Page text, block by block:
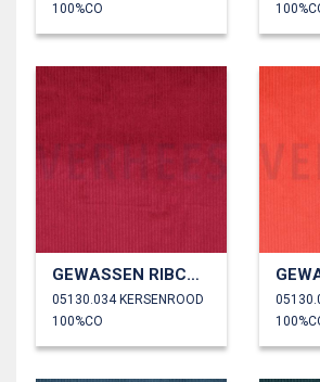
100%CO
GEWASSEN RIBCORDUROY 4.5W
05130.034 KERSENROOD
100%CO